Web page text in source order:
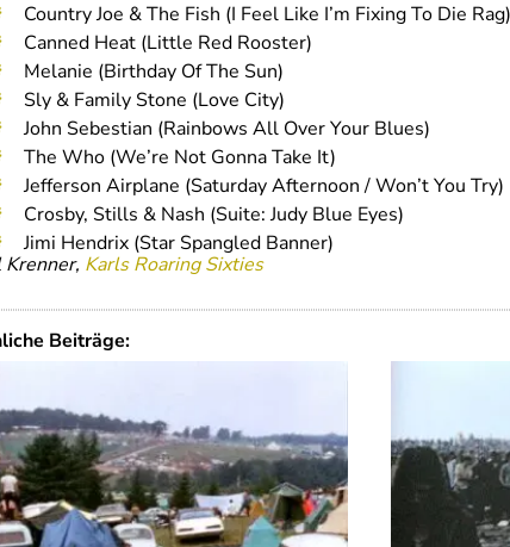
Country Joe & The Fish (I Feel Like I’m Fixing To Die Rag)
Canned Heat (Little Red Rooster)
Melanie (Birthday Of The Sun)
Sly & Family Stone (Love City)
John Sebestian (Rainbows All Over Your Blues)
The Who (We’re Not Gonna Take It)
Jefferson Airplane (Saturday Afternoon / Won’t You Try)
Crosby, Stills & Nash (Suite: Judy Blue Eyes)
Jimi Hendrix (Star Spangled Banner)
Krenner, Karls Roaring Sixties
Beiträge: